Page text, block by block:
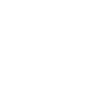
ます。最近では古家をゲ
す。
なってお役にたてればと
ることを楽しみにしてお